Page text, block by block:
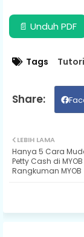
📄 Unduh PDF
Tags
LEBIH LAMA
Hanya 5 Cara
Petty Cash di
Rangkuman MYOB